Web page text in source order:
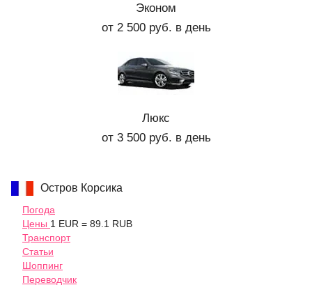
Эконом
от 2 500 руб. в день
Люкс
от 3 500 руб. в день
Остров Корсика
Погода
Цены 1 EUR = 89.1 RUB
Транспорт
Статьи
Шоппинг
Переводчик